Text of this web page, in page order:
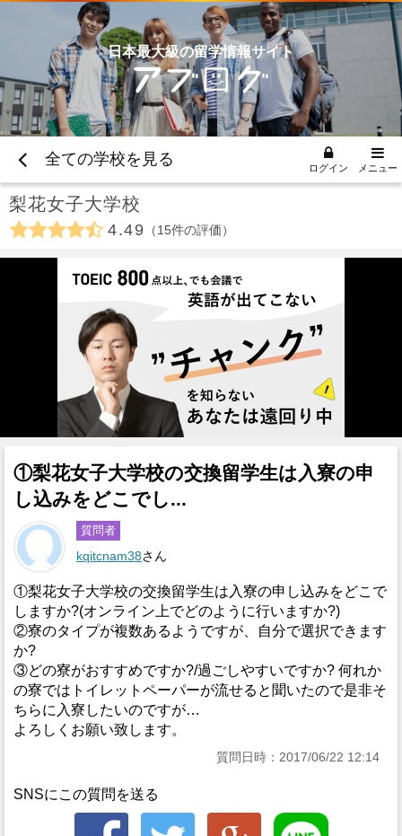
日本最大級の留学情報サイト
全ての学校を見る ログイン メニュー
梨花女子大学校
4.49 15件の評価
①梨花女子大学校の交換留学生は入寮の申
し込みをどこでし...
質問者
kqitcnam38さん
①梨花女子大学校の交換留学生は入寮の申し込みをどこで
しますか?(オンライン上でどのように行いますか?)
②寮のタイプが複数あるようですが、自分で選択できます
か?
③どの寮がおすすめですか?/過ごしやすいですか? 何れか
の寮ではトイレットペーパーが流せると聞いたので是非そ
ちらに入寮したいのですが…
よろしくお願い致します。
質問日時：2017/06/22 12:14
SNSにこの質問を送る